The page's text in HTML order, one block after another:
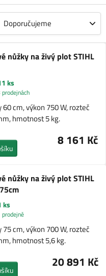
Doporučujeme
nůžky na živý plot STIHL
ks
60 cm, výkon 750 W, rozteč
hmotnost 5 kg.
8 161 Kč
nůžky na živý plot STIHL
ks
75 cm, výkon 700 W, rozteč
hmotnost 5,6 kg.
20 891 Kč